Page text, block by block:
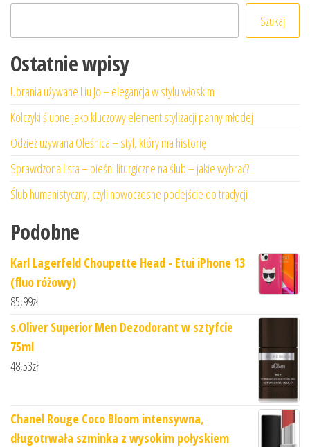
Szukaj
Ostatnie wpisy
Ubrania używane Liu Jo – elegancja w stylu włoskim
Kolczyki ślubne jako kluczowy element stylizacji panny młodej
Odzież używana Oleśnica – styl, który ma historię
Sprawdzona lista – pieśni liturgiczne na ślub – jakie wybrać?
Ślub humanistyczny, czyli nowoczesne podejście do tradycji
Podobne
Karl Lagerfeld Choupette Head - Etui iPhone 13
(fluo różowy)
85,99zł
s.Oliver Superior Men Dezodorant w sztyfcie
75ml
48,53zł
Chanel Rouge Coco Bloom intensywna,
długotrwała szminka z wysokim połyskiem